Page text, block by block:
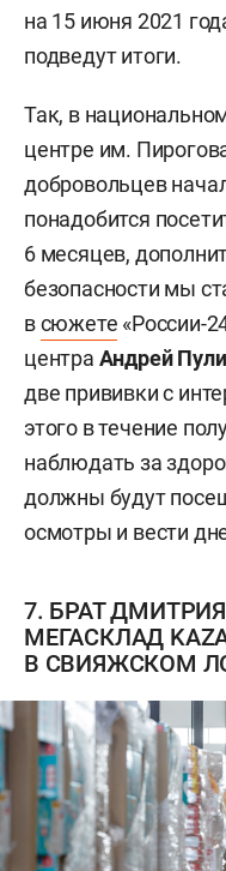
на 15 июня 2021
подведут итоги.
Так, в
центре им.
добровольцев
понадобится
6 месяцев,
безопасности мы
всюжете «России-
центра Андрей
две прививки с
этого в течение
наблюдать за
должны будут
осмотры и вести
7. БРАТ
МЕГАСКЛАД
В СВИЯЖСКОМ